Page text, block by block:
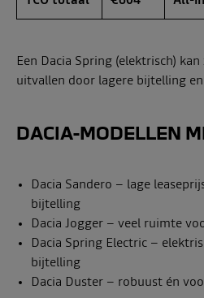
Een Dacia Spring (elektrisch)
uitvallen door lagere bijtelling
DACIA-MODELLEN
Dacia Sandero – lage
bijtelling
Dacia Jogger – veel ruimte
Dacia Spring Electric –
bijtelling
Dacia Duster – robuust én